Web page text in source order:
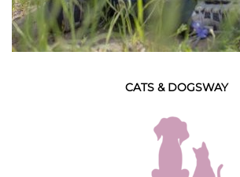
CATS & DOGSWAY